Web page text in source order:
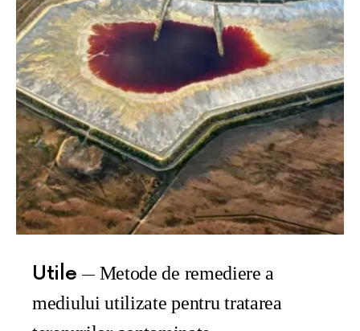
Utile
Metode de remediere a
mediului utilizate pentru tratarea